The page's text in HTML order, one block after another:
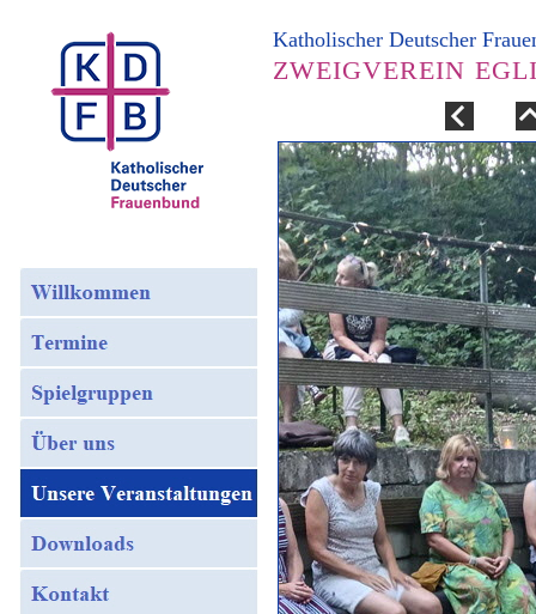
Katholischer Deutscher
ZWEIGVEREIN